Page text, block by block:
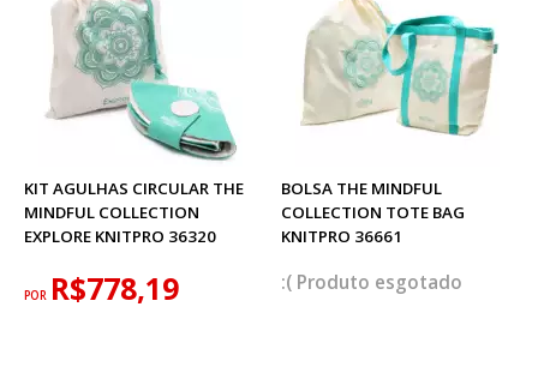
KIT AGULHAS CIRCULAR THE
MINDFUL COLLECTION
EXPLORE KNITPRO 36320
POR R$778,19
BOLSA THE MINDFUL
COLLECTION TOTE BAG
KNITPRO 36661
esgotado